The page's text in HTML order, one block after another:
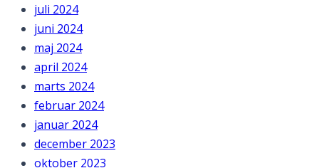
juli 2024
juni 2024
maj 2024
april 2024
marts 2024
februar 2024
januar 2024
december 2023
oktober 2023